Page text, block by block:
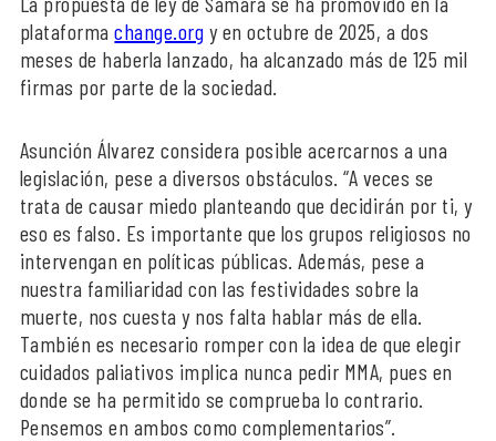
plataformachange.org y en octubre de 2025, a dos
meses de haberla lanzado, ha alcanzado más de 125 mil
firmas por parte de la sociedad.
Asunción Álvarez considera posible acercarnos a una
legislación, pese a diversos obstáculos. “A veces se
trata de causar miedo planteando que decidirán por ti, y
eso es falso. Es importante que los grupos religiosos no
intervengan en políticas públicas. Además, pese a
nuestra familiaridad con las festividades sobre la
muerte, nos cuesta y nos falta hablar más de ella.
También es necesario romper con la idea de que elegir
cuidados paliativos implica nunca pedir MMA, pues en
donde se ha permitido se comprueba lo contrario.
Pensemos en ambos como complementarios”.